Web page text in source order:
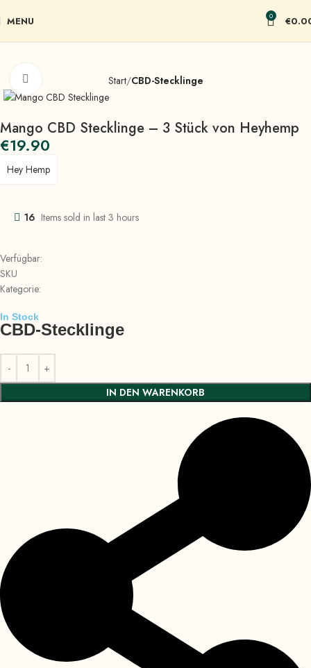
MENU 0 €
Start CBD-Stecklinge
Mango CBD Stecklinge – 3 Stück von Heyhemp
€19.90
Hey Hemp
16 Items sold in last 3 hours
Verfügbar:
SKU
Kategorie:
In Stock
CBD-Stecklinge
IN DEN WARENKORB